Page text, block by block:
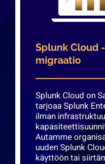
Splunk Cloud
migraatio
Splunk Cloud on
tarjoaa Splunk
ilman
Autamme
uuden Splunk
käyttöön tai